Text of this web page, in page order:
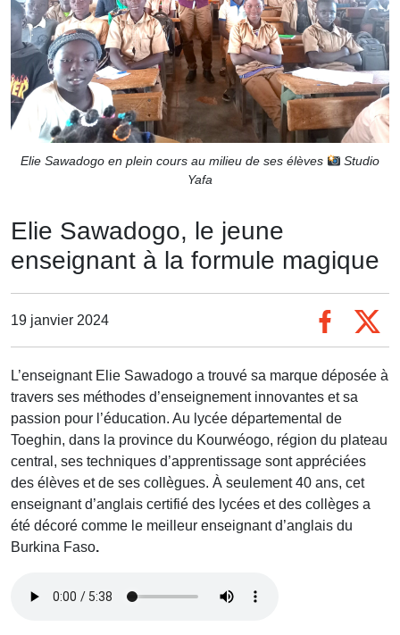
Elie Sawadogo en plein cours au milieu de ses élèves
Studio
Yafa
Elie Sawadogo, le jeune
enseignant à la formule magique
19 janvier 2024
L’enseignant Elie Sawadogo a trouvé sa marque déposée à
travers ses méthodes d’enseignement innovantes et sa
passion pour l’éducation. Au lycée départemental de
Toeghin, dans la province du Kourwéogo, région du plateau
central, ses techniques d’apprentissage sont appréciées
des élèves et de ses collègues. À seulement 40 ans, cet
enseignant d’anglais certifié des lycées et des collèges a
été décoré comme le meilleur enseignant d’anglais du
Burkina Faso.